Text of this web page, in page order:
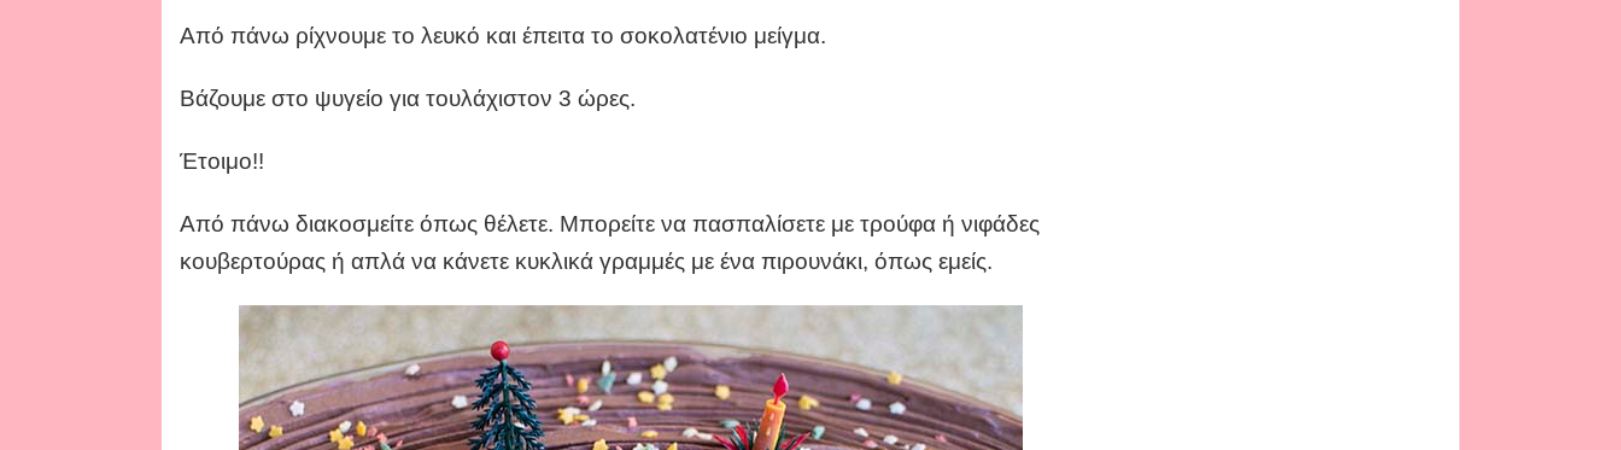
Από πάνω ρίχνουμε το λευκό και έπειτα το σοκολατένιο μείγμα.
Βάζουμε στο ψυγείο για τουλάχιστον 3 ώρες.
Έτοιμο!!
Από πάνω διακοσμείτε όπως θέλετε. Μπορείτε να πασπαλίσετε με τρούφα ή νιφάδες
κουβερτούρας ή απλά να κάνετε κυκλικά γραμμές με ένα πιρουνάκι, όπως εμείς.